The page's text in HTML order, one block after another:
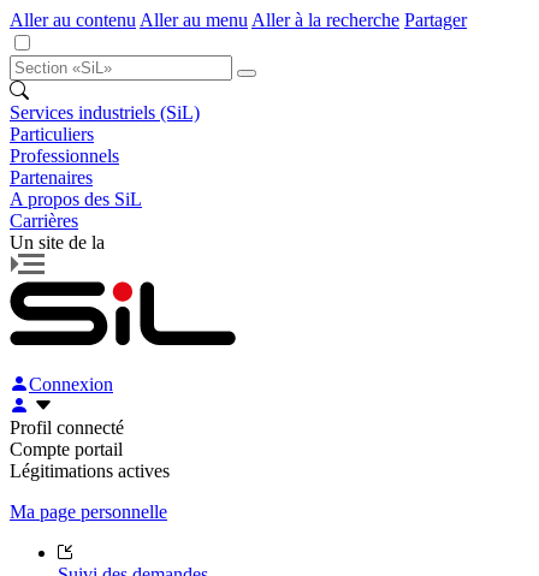
Aller au contenu Aller au menu Aller à la recherche Partager
Services industriels (SiL)
Particuliers
Professionnels
Partenaires
A propos des SiL
Carrières
Un site de la
Connexion
Profil connecté
Compte portail
Légitimations actives
Ma page personnelle